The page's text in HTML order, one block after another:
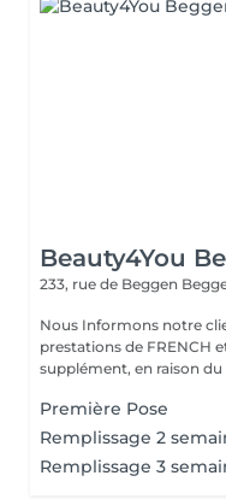
Beauty4You
233, rue de Beggen
Nous Informons notre
prestations de FRENCH
Première Pose
Remplissage 2
Remplissage 3